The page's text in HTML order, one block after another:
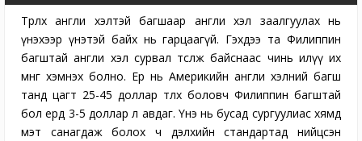
Төрөлх англи хэлтэй багшаар англи хэл заалгуулах нь
үнэхээр үнэтэй байх нь гарцаагүй. Гэхдээ та Филиппин
багштай англи хэл сурвал төсөөлж байснаас чинь илүү их
мөнгө хэмнэх болно. Ер нь Америкийн англи хэлний багш
танд цагт 25-45 доллар төлөх боловч Филиппин багштай
бол ердөө 3-5 доллар л авдаг. Үнэ нь бусад сургуулиас хямд
мэт санагдаж болох ч дэлхийн стандартад нийцсэн